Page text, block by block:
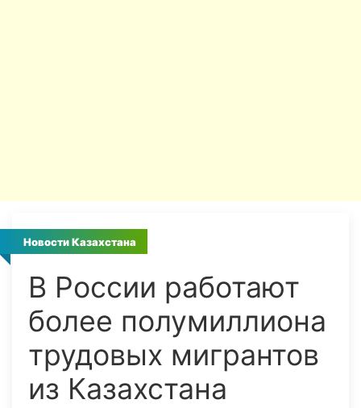
Новости Казахстана
В России работают
более полумиллиона
трудовых мигрантов
из Казахстана